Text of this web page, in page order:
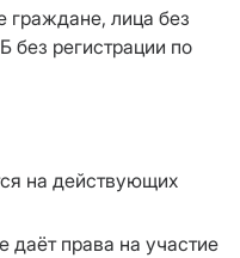
граждане, лица без
без регистрации по
на действующих
даёт права на участие